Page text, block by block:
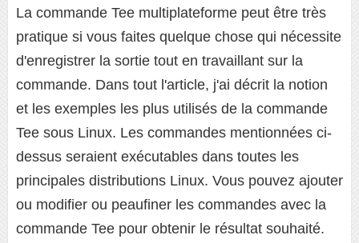
La commande Tee multiplateforme peut être très
pratique si vous faites quelque chose qui nécessite
d'enregistrer la sortie tout en travaillant sur la
commande. Dans tout l'article, j'ai décrit la notion
et les exemples les plus utilisés de la commande
Tee sous Linux. Les commandes mentionnées ci-
dessus seraient exécutables dans toutes les
principales distributions Linux. Vous pouvez ajouter
ou modifier ou peaufiner les commandes avec la
commande Tee pour obtenir le résultat souhaité.